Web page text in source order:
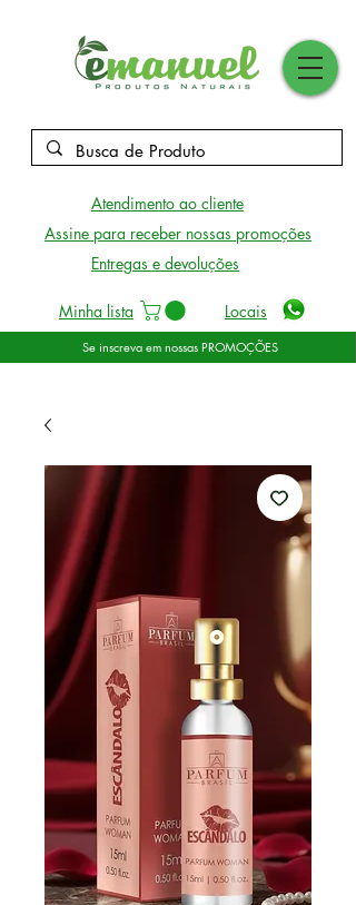
Se inscreva em nossas PROMOÇÕES
Atendimento ao cliente
Assine para receber nossas promoções
Entregas e devoluções
Minha lista Locais